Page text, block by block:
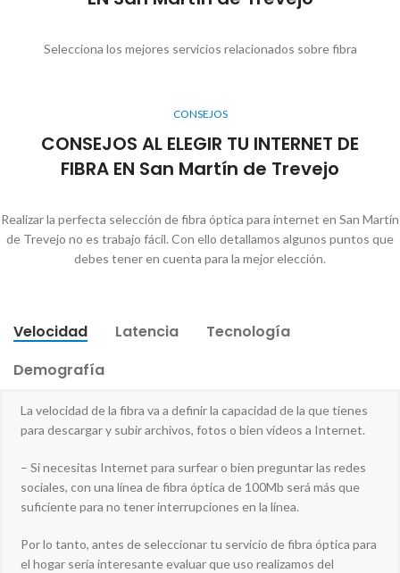
Selecciona los mejores servicios relacionados sobre fibra
CONSEJOS
CONSEJOS AL ELEGIR TU INTERNET DE
FIBRA EN San Martín de Trevejo
Realizar la perfecta selección de fibra óptica para internet en San Martín
de Trevejo no es trabajo fácil. Con ello detallamos algunos puntos que
debes tener en cuenta para la mejor elección.
Velocidad Latencia
Tecnología
Demografía
La velocidad de la fibra va a definir la capacidad de la que tienes
para descargar y subir archivos, fotos o bien vídeos a Internet.
– Si necesitas Internet para surfear o bien preguntar las redes
sociales, con una línea de fibra óptica de 100Mb será más que
suficiente para no tener interrupciones en la línea.
Por lo tanto, antes de seleccionar tu servicio de fibra óptica para
el hogar sería interesante evaluar que uso realizamos del